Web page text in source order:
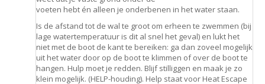
voeten hebt én alleen je onderbenen in het water staan.
Is de afstand tot de wal te groot om erheen te zwemmen (bij
lage watertemperatuur is dit al snel het geval) en lukt het
niet met de boot de kant te bereiken: ga dan zoveel mogelijk
uit het water door op de boot te klimmen of over de boot te
hangen. Hulp moet je redden. Blijf stilliggen en maak je zo
klein mogelijk. (HELP-houding). Help staat voor Heat Escape